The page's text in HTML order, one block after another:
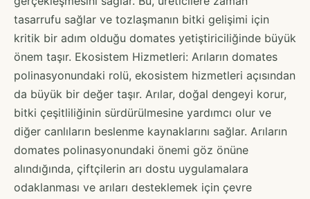
tasarrufu sağlar ve tozlaşmanın bitki gelişimi için
kritik bir adım olduğu domates yetiştiriciliğinde büyük
önem taşır. Ekosistem Hizmetleri: Arıların domates
polinasyonundaki rolü, ekosistem hizmetleri açısından
da büyük bir değer taşır. Arılar, doğal dengeyi korur,
bitki çeşitliliğinin sürdürülmesine yardımcı olur ve
diğer canlıların beslenme kaynaklarını sağlar. Arıların
domates polinasyonundaki önemi göz önüne
alındığında, çiftçilerin arı dostu uygulamalara
odaklanması ve arıları desteklemek için çevre